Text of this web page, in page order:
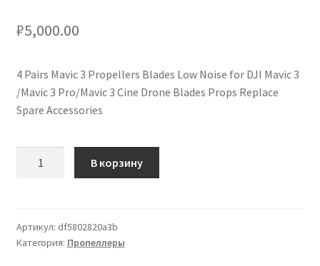
Проектирование систем вентиляции и
Прокладка трасс для кондиционеров
Средства для дезинфекции кондиционеров
Услуги альпинистов при установке и обслуживании
₽5,000.00
4 Pairs Mavic 3 Propellers Blades Low Noise for DJI Mavic 3
/Mavic 3 Pro/Mavic 3 Cine Drone Blades Props Replace
Spare Accessories
малошумных
пропеллеров
В корзину
Артикул: df5802820a3b
Категория: Пропеллеры